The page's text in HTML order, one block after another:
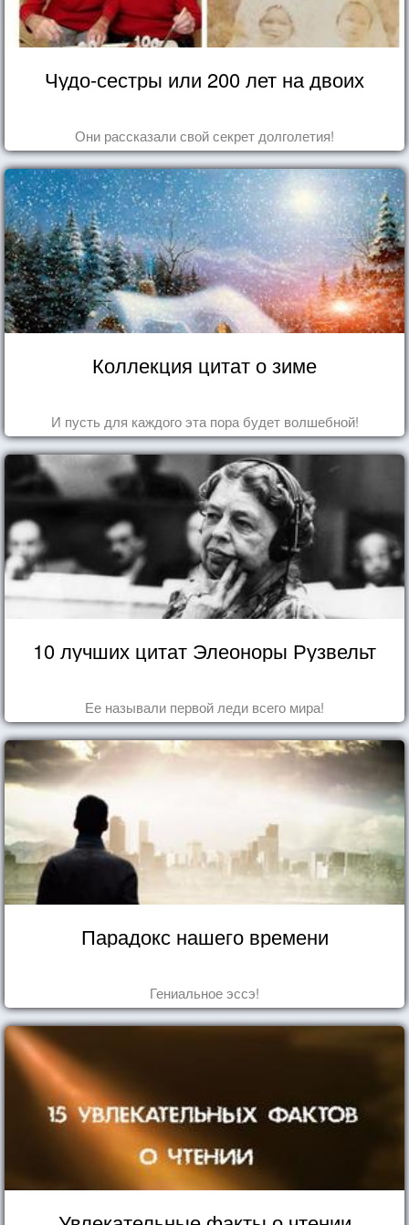
Чудо-сестры или 200 лет на двоих
Они рассказали свой секрет долголетия!
Коллекция цитат о зиме
И пусть для каждого эта пора будет волшебной!
10 лучших цитат Элеоноры Рузвельт
Ее называли первой леди всего мира!
Парадокс нашего времени
Гениальное эссэ!